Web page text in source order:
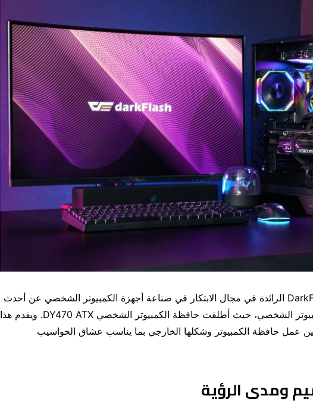
تايبيه، تايوان – كشفت شركة DarkFlash الرائدة في مجال الابتكار في صناعة أجهزة الكمبيوتر الشخصي عن أحدث
ابتكاراتها في تصميم حافظات الكمبيوتر الشخصي، حيث أطلقت حافظة الكمبيوتر الشخصي DY470 ATX. ويقدم هذا
عمل حافظة الكمبيوتر وشكلها الخارجي بما يناسب عشاق الحواسيب
ومدى الرؤية